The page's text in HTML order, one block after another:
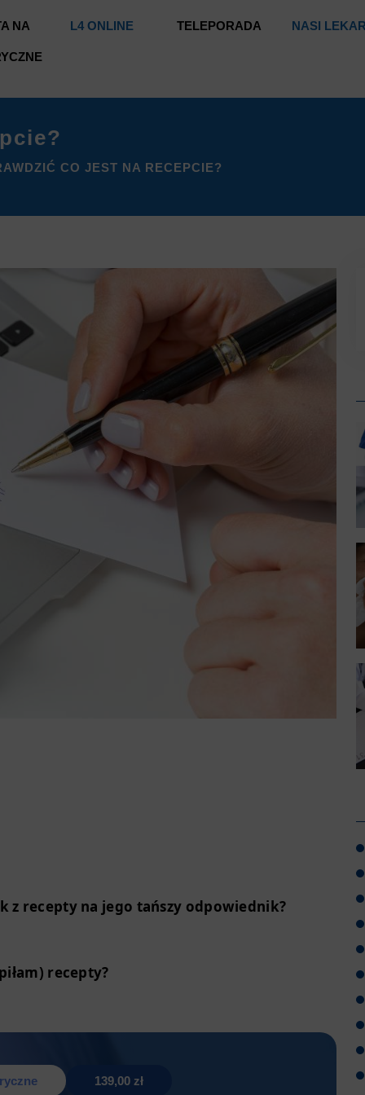
NA L4 ONLINE TELEPORADA NASI
CO JEST NA RECEPCIE?
z recepty na jego tańszy odpowiednik?
recepty?
139,00 zł